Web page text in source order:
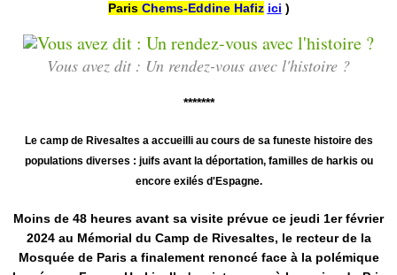
Paris Chems-Eddine Hafiz ici )
Vous avez dit : Un rendez-vous avec l'histoire ?
*******
Le camp de Rivesaltes a accueilli au cours de sa funeste histoire des
populations diverses : juifs avant la déportation, familles de harkis ou
encore exilés d'Espagne.
Moins de 48 heures avant sa visite prévue ce jeudi 1er février
2024 au Mémorial du Camp de Rivesaltes, le recteur de la
Mosquée de Paris a finalement renoncé face à la polémique